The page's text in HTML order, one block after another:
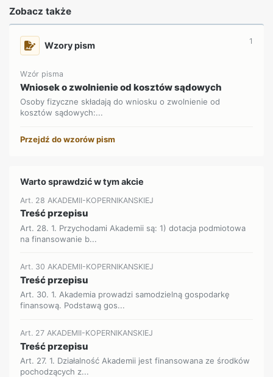
Zobacz także
Wzory pism 1
Wzór pisma
Wniosek o zwolnienie od kosztów sądowych
Osoby fizyczne składają do wniosku o zwolnienie od
kosztów sądowych:...
Przejdź do wzorów pism
Warto sprawdzić w tym akcie
Art. 28 AKADEMII-KOPERNIKANSKIEJ
Treść przepisu
Art. 28. 1. Przychodami Akademii są: 1) dotacja podmiotowa
na finansowanie b...
Art. 30 AKADEMII-KOPERNIKANSKIEJ
Treść przepisu
Art. 30. 1. Akademia prowadzi samodzielną gospodarkę
finansową. Podstawą gos...
Art. 27 AKADEMII-KOPERNIKANSKIEJ
Treść przepisu
Art. 27. 1. Działalność Akademii jest finansowana ze środków
pochodzących z...